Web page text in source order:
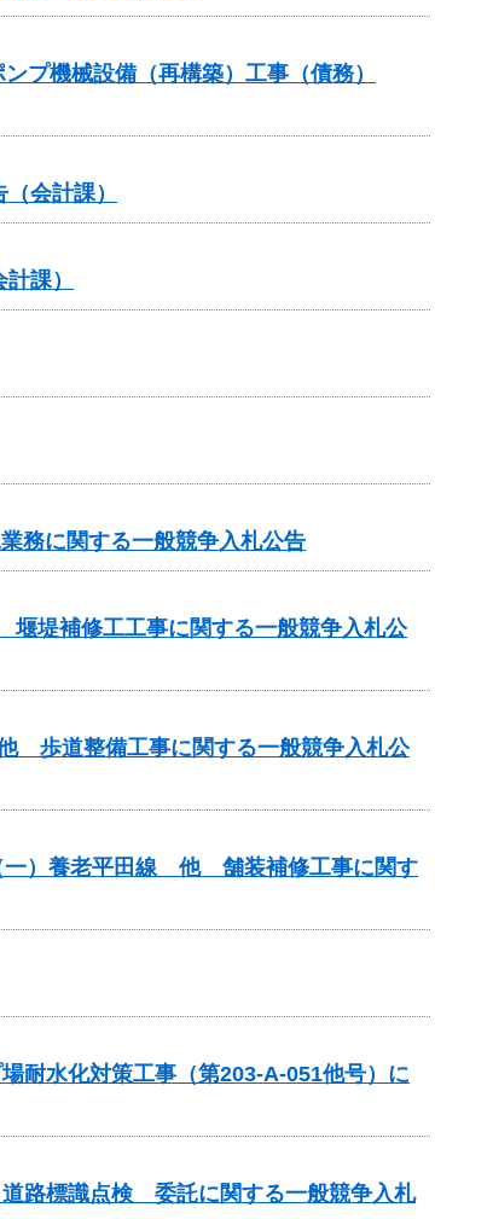
プ機械設備（再構築）工事（債務）
会計課）
課）
務に関する一般競争入札公告
堤補修工工事に関する一般競争入札公
歩道整備工事に関する一般競争入札公
一）養老平田線 他 舗装補修工事に関す
耐水化対策工事（第203-A-051他号）に
路標識点検 委託に関する一般競争入札